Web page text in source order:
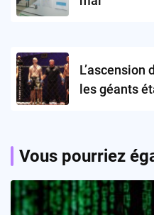
L’ascension
les géants
Vous pourriez